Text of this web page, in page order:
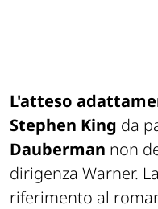
L'atteso
Stephen King da
Dauberman non
dirigenza Warner.
riferimento al